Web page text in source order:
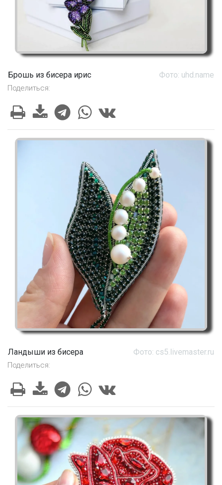
Брошь из бисера ирис Фото: uhd.name
Поделиться:
Ландыши из бисера Фото: cs5.livemaster.ru
Поделиться: